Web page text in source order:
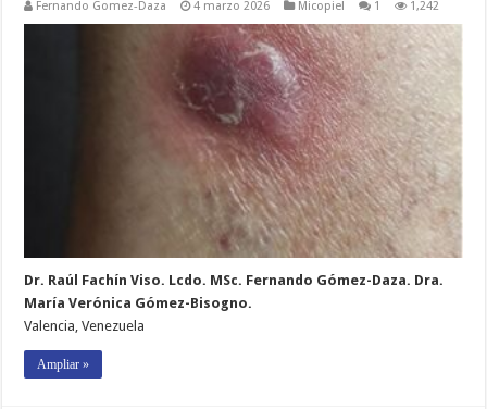
Fernando Gomez-Daza 4 marzo 2026 Micopiel 1 1,242
Dr. Raúl Fachín Viso. Lcdo. MSc. Fernando Gómez-Daza. Dra.
María Verónica Gómez-Bisogno.
Valencia, Venezuela
Ampliar »